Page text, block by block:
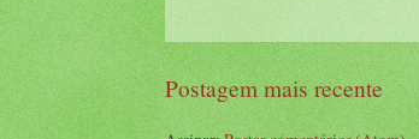
Postagem mais recente